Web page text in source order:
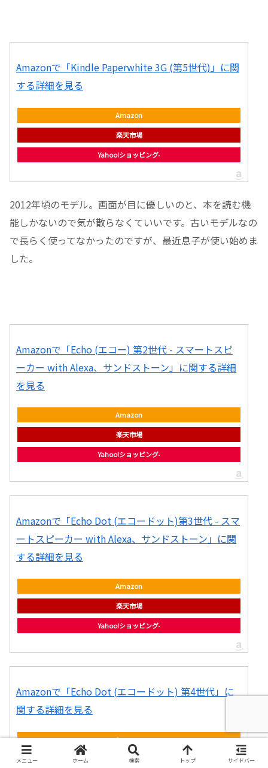
Amazonで「Kindle Paperwhite 3G (第5世代)」に関
する詳細を見る
Amazon
楽天市場
Yahoo!ショッピング
2012年頃のモデル。画面が目に優しいのと、本を読む機
能しかないので気が散らなくていいです。古いモデルなの
で長らく使ってなかったのですが、最近息子が使い始めま
した。
Amazonで「Echo (エコー) 第2世代 - スマートスピ
ーカー with Alexa、サンドストーン」に関する詳細
を見る
Amazon
楽天市場
Yahoo!ショッピング
Amazonで「Echo Dot (エコードット)第3世代 - スマ
ートスピーカー with Alexa、サンドストーン」に関
する詳細を見る
Amazon
楽天市場
Yahoo!ショッピング
Amazonで「Echo Dot (エコードット) 第4世代」に
関する詳細を見る
Amazon
楽天市場
メニュー ホーム 検索 トップ サイドバー